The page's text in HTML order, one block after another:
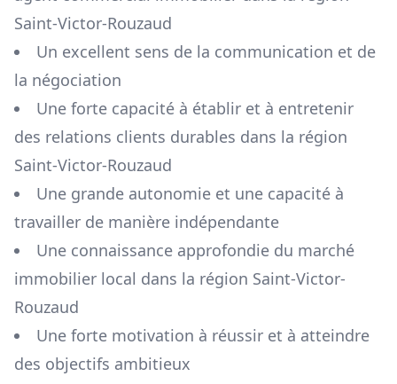
Saint-Victor-Rouzaud
Un excellent sens de la communication et de
la négociation
Une forte capacité à établir et à entretenir
des relations clients durables dans la région
Saint-Victor-Rouzaud
Une grande autonomie et une capacité à
travailler de manière indépendante
Une connaissance approfondie du marché
immobilier local dans la région Saint-Victor-
Rouzaud
Une forte motivation à réussir et à atteindre
des objectifs ambitieux